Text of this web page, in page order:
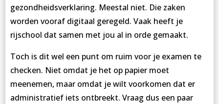
gezondheidsverklaring. Meestal niet. Die zaken
worden vooraf digitaal geregeld. Vaak heeft je
rijschool dat samen met jou al in orde gemaakt.
Toch is dit wel een punt om ruim voor je examen te
checken. Niet omdat je het op papier moet
meenemen, maar omdat je wilt voorkomen dat er
administratief iets ontbreekt. Vraag dus een paar